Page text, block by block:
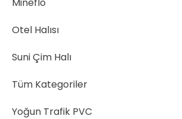
Otel Halısı
Suni Çim Halı
Tüm Kategoriler
Yoğun Trafik PVC